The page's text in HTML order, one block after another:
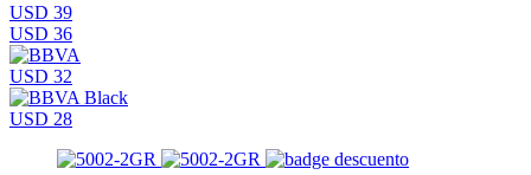
USD 39
USD 36
USD 32
USD 28